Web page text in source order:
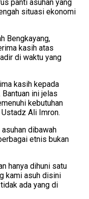
panti asuhan yang
situasi ekonomi
Bengkayang,
kasih atas
di waktu yang
kasih kepada
ini jelas
kebutuhan
Ustadz Ali Imron.
dibawah
etnis bukan
hanya dihuni satu
kami asuh disini
ada yang di